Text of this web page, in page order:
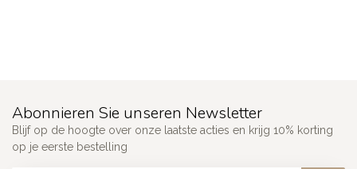
Abonnieren Sie unseren Newsletter
Blijf op de hoogte over onze laatste acties en krijg 10% korting
op je eerste bestelling